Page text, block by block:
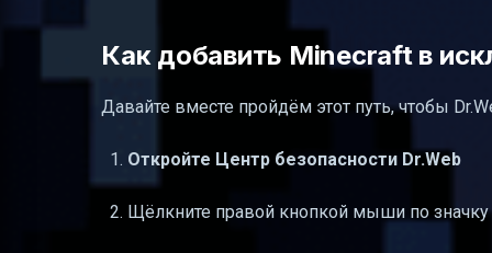
Как добавить Minecraft в
Давайте вместе пройдём этот путь, чтобы
Откройте Центр безопасности Dr.Web
Щёлкните правой кнопкой мыши по значку